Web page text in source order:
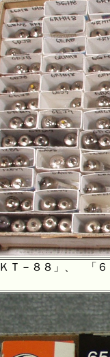
Ｔ－８８」、 「